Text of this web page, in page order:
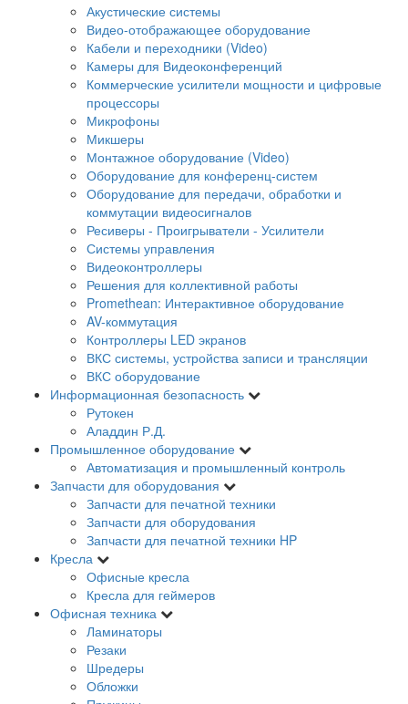
Акустические системы
Видео-отображающее оборудование
Кабели и переходники (Video)
Камеры для Видеоконференций
Коммерческие усилители мощности и цифровые
процессоры
Микрофоны
Микшеры
Монтажное оборудование (Video)
Оборудование для конференц-систем
Оборудование для передачи, обработки и
коммутации видеосигналов
Ресиверы - Проигрыватели - Усилители
Системы управления
Видеоконтроллеры
Решения для коллективной работы
Promethean: Интерактивное оборудование
AV-коммутация
Контроллеры LED экранов
ВКС системы, устройства записи и трансляции
ВКС оборудование
Информационная безопасность
Рутокен
Аладдин Р.Д.
Промышленное оборудование
Автоматизация и промышленный контроль
Запчасти для оборудования
Запчасти для печатной техники
Запчасти для оборудования
Запчасти для печатной техники HP
Кресла
Офисные кресла
Кресла для геймеров
Офисная техника
Ламинаторы
Резаки
Шредеры
Обложки